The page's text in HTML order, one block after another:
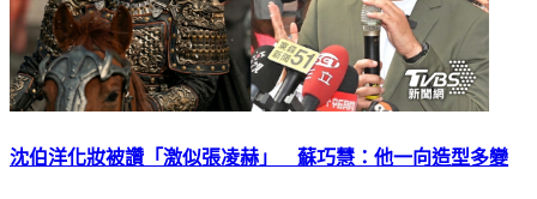
沈伯洋化妝被讚「激似張凌赫」 蘇巧慧：他一向造型多變